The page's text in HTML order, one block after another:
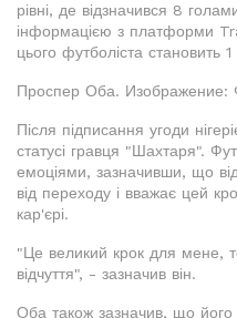
рівні, де відзначився 8
інформацією з платформи
цього футболіста становить
Проспер Оба.
Після підписання угоди
статусі гравця "Шахтаря".
емоціями, зазначивши, що
від переходу і вважає цей
кар'єрі.
"Це великий крок для мене,
відчуття", - зазначив він.
Оба також зазначив, що його